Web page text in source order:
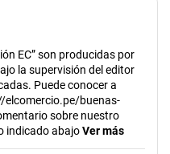
EC” son producidas por
la supervisión del editor
Puede conocer a
elcomercio.pe/buenas-
sobre nuestro
indicado abajoVer más